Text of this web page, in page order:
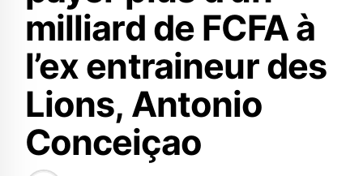
milliard de FCFA à
l’ex entraineur des
Lions, Antonio
Conceiçao